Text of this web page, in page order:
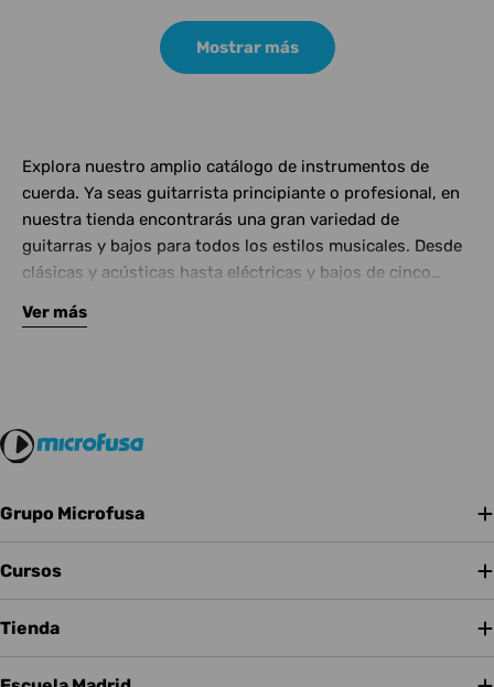
Mostrar más
Explora nuestro amplio catálogo de instrumentos de
cuerda. Ya seas guitarrista principiante o profesional, en
nuestra tienda encontrarás una gran variedad de
guitarras y bajos para todos los estilos musicales. Desde
clásicas y acústicas hasta eléctricas y bajos de cinco
Complementa tu instrumento con amplificadores de
Ver más
Grupo Microfusa
Cursos
Tienda